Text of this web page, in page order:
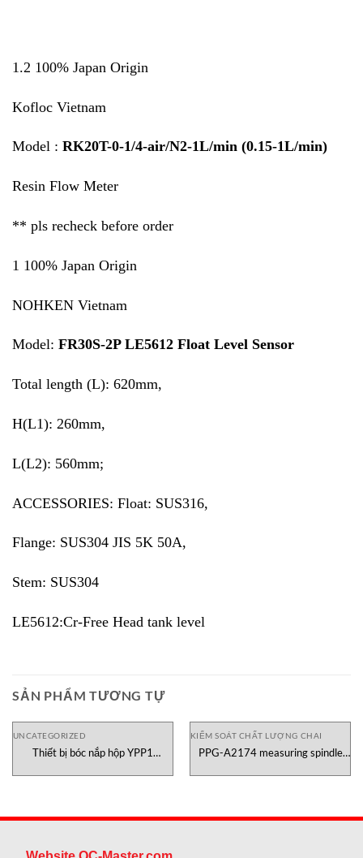
1.2 100% Japan Origin
Kofloc Vietnam
Model : RK20T-0-1/4-air/N2-1L/min (0.15-1L/min)
Resin Flow Meter
** pls recheck before order
1 100% Japan Origin
NOHKEN Vietnam
Model: FR30S-2P LE5612 Float Level Sensor
Total length (L): 620mm,
H(L1): 260mm,
L(L2): 560mm;
ACCESSORIES: Float: SUS316,
Flange: SUS304 JIS 5K 50A,
Stem: SUS304
LE5612:Cr-Free Head tank level
SẢN PHẨM TƯƠNG TỰ
UNCATEGORIZED
Thiết bị bóc nắp hộp YPP1
KIỂM SOÁT CHẤT LƯỢNG CHAI
PPG-A2174 measuring spindle